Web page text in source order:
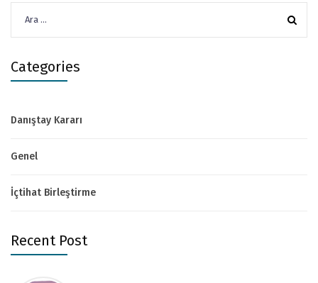
Categories
Danıştay Kararı
Genel
İçtihat Birleştirme
Recent Post